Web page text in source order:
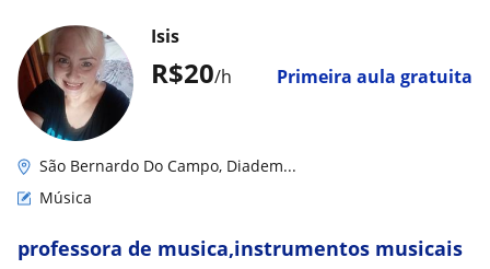
R$20/h Primeira aula gratuita
Isis
São Bernardo Do Campo, Diadem...
Música
professora de musica,instrumentos musicais